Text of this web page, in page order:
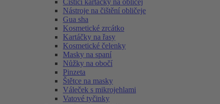
Čisticí kartáčky na obličej
Nástroje na čištění obličeje
Gua sha
Kosmetické zrcátko
Kartáčky na řasy
Kosmetické čelenky
Masky na spaní
Nůžky na obočí
Pinzeta
Štětce na masky
Váleček s mikrojehlami
Vatové tyčinky